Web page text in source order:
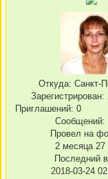
Откуда: Санкт-
Зарегистрирован:
Приглашений: 0
Сообщений:
Провел на
2 месяца 27
Последний
2018-03-24